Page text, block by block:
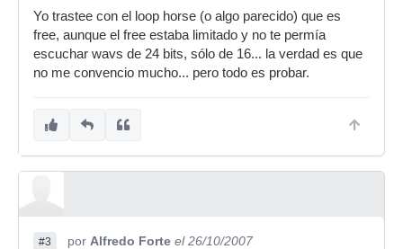
Yo trastee con el loop horse (o algo parecido) que es
free, aunque el free estaba limitado y no te permía
escuchar wavs de 24 bits, sólo de 16... la verdad es que
no me convencio mucho... pero todo es probar.
#3 por Alfredo Forte el 26/10/2007